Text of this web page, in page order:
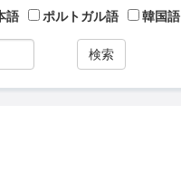
語 ポルトガル語 韓国語
検索